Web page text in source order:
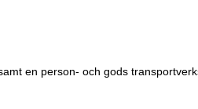
en person- och gods